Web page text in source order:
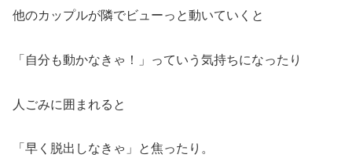
他のカップルが隣でビューっと動いていくと
「自分も動かなきゃ！」っていう気持ちになったり
人ごみに囲まれると
「早く脱出しなきゃ」と焦ったり。